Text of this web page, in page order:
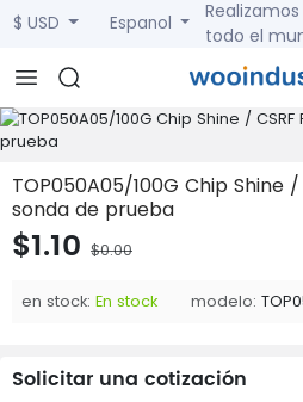
$ USD Espanol
todo el
TOP050A05/100G Chip Shine
sonda de prueba
$1.10 $0.00
en stock: En stock modelo:
Solicitar una cotización